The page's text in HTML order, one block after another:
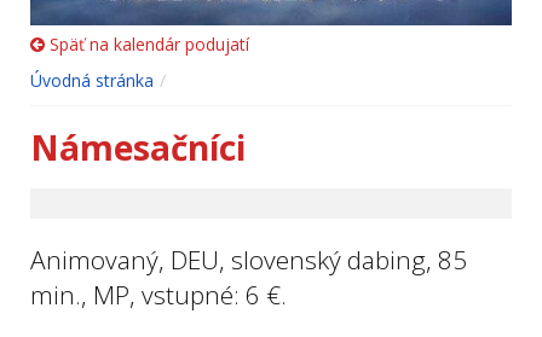
Späť na kalendár podujatí
Úvodná stránka
Námesačníci
Animovaný, DEU, slovenský dabing, 85
min., MP, vstupné: 6 €.